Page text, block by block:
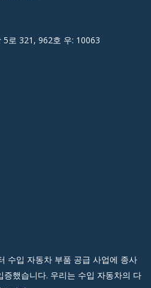
5로 321, 962호 우: 10063
수입 자동차 부품 공급 사업에 종사
했습니다. 우리는 수입 자동차의 다